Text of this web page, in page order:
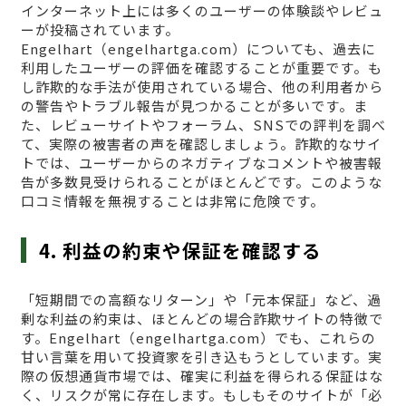
インターネット上には多くのユーザーの体験談やレビュ
ーが投稿されています。
Engelhart（engelhartga.com）についても、過去に
利用したユーザーの評価を確認することが重要です。も
し詐欺的な手法が使用されている場合、他の利用者から
の警告やトラブル報告が見つかることが多いです。ま
た、レビューサイトやフォーラム、SNSでの評判を調べ
て、実際の被害者の声を確認しましょう。詐欺的なサイ
トでは、ユーザーからのネガティブなコメントや被害報
告が多数見受けられることがほとんどです。このような
口コミ情報を無視することは非常に危険です。
4. 利益の約束や保証を確認する
「短期間での高額なリターン」や「元本保証」など、過
剰な利益の約束は、ほとんどの場合詐欺サイトの特徴で
す。Engelhart（engelhartga.com）でも、これらの
甘い言葉を用いて投資家を引き込もうとしています。実
際の仮想通貨市場では、確実に利益を得られる保証はな
く、リスクが常に存在します。もしもそのサイトが「必